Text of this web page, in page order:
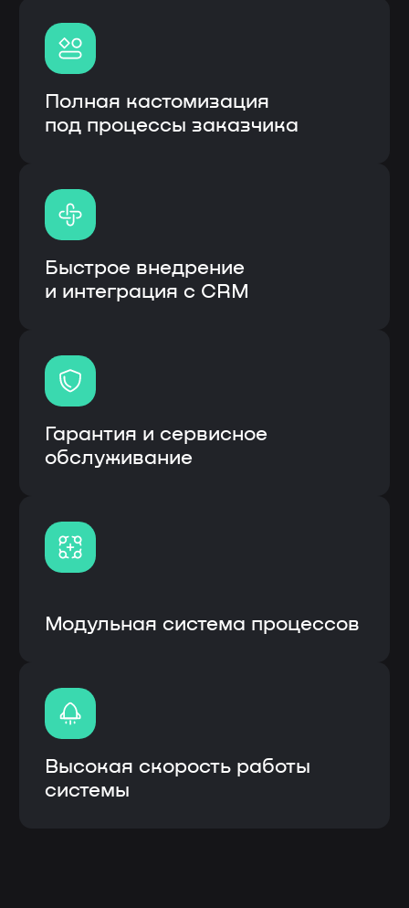
Модульная система процессов
Высокая скорость работы
системы
Единая система вместо
разрозненных решений
технико-организующая система) –
специализированное прикладное
программное обеспечение,
предназначенное для решения задач
синхронизации, координации, анализа
Описание инф.системы:
Собственная разработка с открытым
Интеграция с системами заказчика
(1С, CRM и др.), а также
оборудованием
Высокое быстродействие
месяцев
Внедрение, обучение, гарантия и
сервисное сопроводение